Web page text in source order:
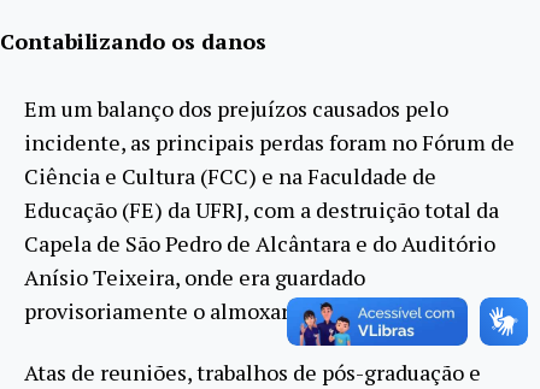
Contabilizando os danos
Em um balanço dos prejuízos causados pelo
incidente, as principais perdas foram no Fórum de
Ciência e Cultura (FCC) e na Faculdade de
Educação (FE) da UFRJ, com a destruição total da
Capela de São Pedro de Alcântara e do Auditório
Anísio Teixeira, onde era guardado
provisoriamente o almoxarifado da FE-UFRJ.
Atas de reuniões, trabalhos de pós-graduação e